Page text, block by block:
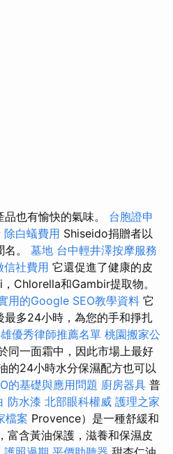
也有愉快的氣味。 台胞證申
除白蟻費用 Shiseido捐贈者以
。 墓地 台中輕井澤按摩服務
信社費用 它還促進了健康的皮
Chlorella和Gambir提取物。
用的Google SEO教學資料 它
多24小時，為您的手和掙扎
優秀律師推薦名單 桃園搬家公
同一面霜中，因此市場上最好
的24小時水分保濕配方也可以
的基礎與應用問題 廚房器具 普
防水漆 北部眼科權威 護理之家
檔案 Provence）是一種舒緩和
富含黃油保護，滋養和保濕皮